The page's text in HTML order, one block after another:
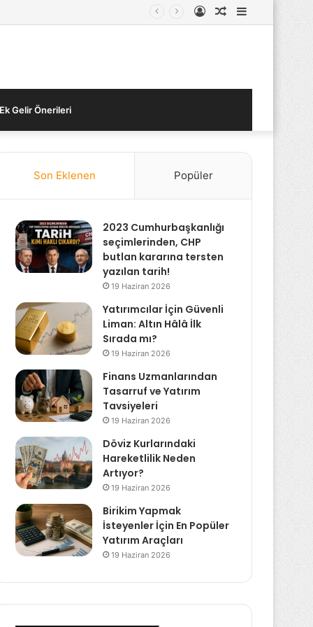
Kenar
Bölmesi
Rastgele
Kayıt
Ek Gelir Önerileri
Son Eklenen Popüler
2023 Cumhurbaşkanlığı
seçimlerinden, CHP
butlan kararına tersten
yazılan tarih!
19 Haziran 2026
Yatırımcılar İçin Güvenli
Liman: Altın Hâlâ İlk
Sırada mı?
19 Haziran 2026
Finans Uzmanlarından
Tasarruf ve Yatırım
Tavsiyeleri
19 Haziran 2026
Döviz Kurlarındaki
Hareketlilik Neden
Artıyor?
19 Haziran 2026
Birikim Yapmak
İsteyenler İçin En Popüler
Yatırım Araçları
19 Haziran 2026